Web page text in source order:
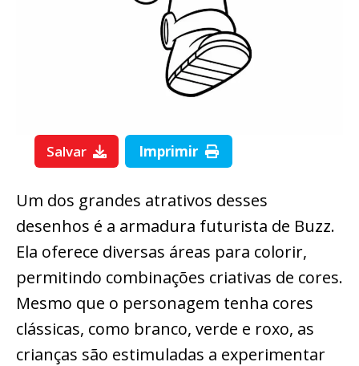
Salvar Imprimir
Um dos grandes atrativos desses
desenhos é a armadura futurista de Buzz.
Ela oferece diversas áreas para colorir,
permitindo combinações criativas de cores.
Mesmo que o personagem tenha cores
clássicas, como branco, verde e roxo, as
crianças são estimuladas a experimentar